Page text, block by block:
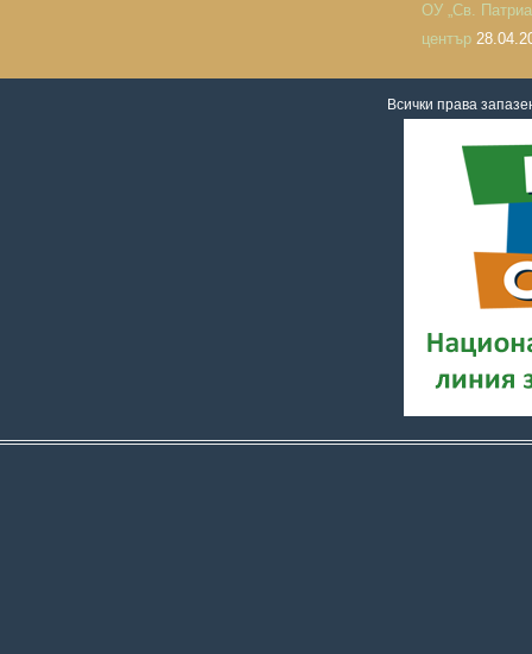
ОУ „Св.
център
Всички права